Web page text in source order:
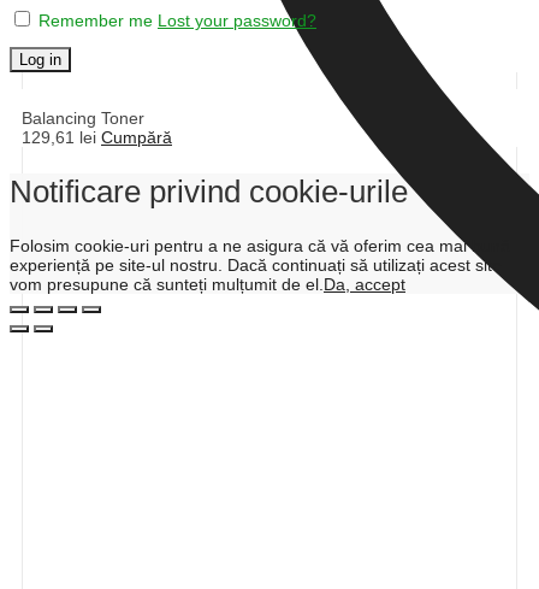
Remember me Lost your password?
Log in
Balancing Toner
129,61 lei Cumpără
Notificare privind cookie-urile
Folosim cookie-uri pentru a ne asigura că vă oferim cea mai bună
experiență pe site-ul nostru. Dacă continuați să utilizați acest site
vom presupune că sunteți mulțumit de el.Da, accept